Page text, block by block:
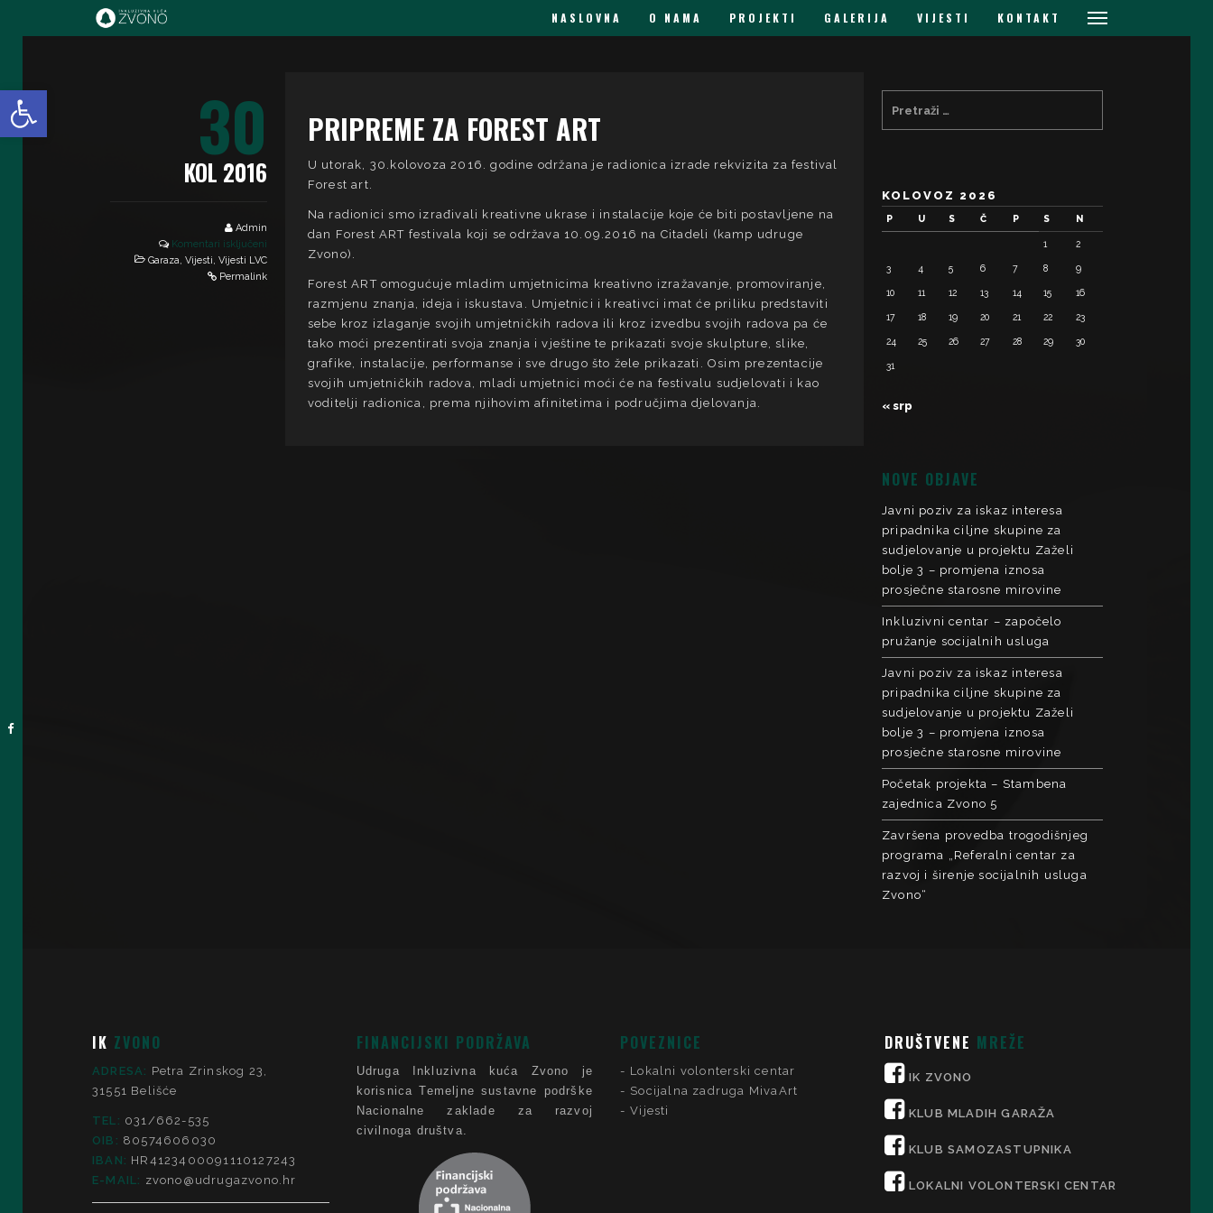
Open toolbar
NASLOVNA O NAMA PROJEKTI GALERIJA VIJESTI KONTAKT
IK Zvono
30
KOL 2016
Admin
Komentari isključeni
Garaza, Vijesti, Vijesti LVC
Permalink
PRIPREME ZA FOREST ART
U utorak, 30.kolovoza 2016. godine održana je radionica izrade rekvizita za festival
Forest art.
Na radionici smo izrađivali kreativne ukrase i instalacije koje će biti postavljene na
dan Forest ART festivala koji se održava 10.09.2016 na Citadeli (kamp udruge
Zvono).
Forest ART omogućuje mladim umjetnicima kreativno izražavanje, promoviranje,
razmjenu znanja, ideja i iskustava. Umjetnici i kreativci imat će priliku predstaviti
sebe kroz izlaganje svojih umjetničkih radova ili kroz izvedbu svojih radova pa će
tako moći prezentirati svoja znanja i vještine te prikazati svoje skulpture, slike,
grafike, instalacije, performanse i sve drugo što žele prikazati. Osim prezentacije
svojih umjetničkih radova, mladi umjetnici moći će na festivalu sudjelovati i kao
voditelji radionica, prema njihovim afinitetima i područjima djelovanja.
KOLOVOZ 2026
P U S Č P S N
1 2
3 4 5 6 7 8 9
10 11 12 13 14 15 16
17 18 19 20 21 22 23
24 25 26 27 28 29 30
31
« srp
NOVE OBJAVE
Javni poziv za iskaz interesa
pripadnika ciljne skupine za
sudjelovanje u projektu Zaželi
bolje 3 – promjena iznosa
prosječne starosne mirovine
Inkluzivni centar – započelo
pružanje socijalnih usluga
Javni poziv za iskaz interesa
pripadnika ciljne skupine za
sudjelovanje u projektu Zaželi
bolje 3 – promjena iznosa
prosječne starosne mirovine
Početak projekta – Stambena
zajednica Zvono 5
Završena provedba trogodišnjeg
programa „Referalni centar za
razvoj i širenje socijalnih usluga
Zvono“
IK ZVONO
ADRESA: Petra Zrinskog 23,
31551 Belišće
TEL: 031/662-535
OIB: 80574606030
IBAN: HR4123400091110127243
E-MAIL: zvono@udrugazvono.hr
FINANCIJSKI PODRŽAVA
Udruga Inkluzivna kuća Zvono je
korisnica Temeljne sustavne podrške
Nacionalne zaklade za razvoj
civilnoga društva.
POVEZNICE
Lokalni volonterski centar
Socijalna zadruga MivaArt
Vijesti
DRUŠTVENE MREŽE
IK ZVONO
KLUB MLADIH GARAŽA
KLUB SAMOZASTUPNIKA
LOKALNI VOLONTERSKI CENTAR